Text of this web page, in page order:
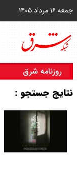
جمعه ۱۶ مرداد ۱۴۰۵
روزنامه شرق
نتایج جستجو :